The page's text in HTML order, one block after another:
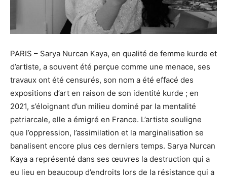
PARIS – Sarya Nurcan Kaya, en qualité de femme kurde et
d’artiste, a souvent été perçue comme une menace, ses
travaux ont été censurés, son nom a été effacé des
expositions d’art en raison de son identité kurde ; en
2021, s’éloignant d’un milieu dominé par la mentalité
patriarcale, elle a émigré en France. L’artiste souligne
que l’oppression, l’assimilation et la marginalisation se
banalisent encore plus ces derniers temps. Sarya Nurcan
Kaya a représenté dans ses œuvres la destruction qui a
eu lieu en beaucoup d’endroits lors de la résistance qui a